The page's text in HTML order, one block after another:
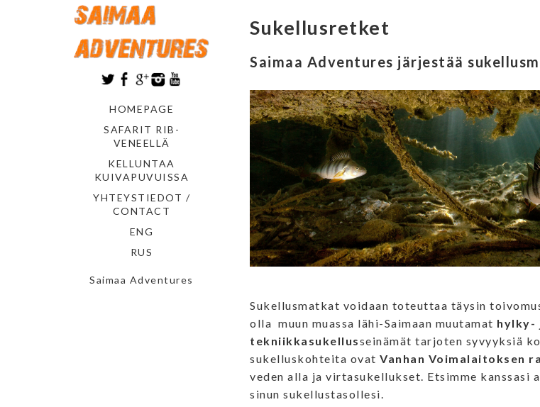
HOMEPAGE
SAFARIT RIB-
VENEELLÄ
KELLUNTAA
KUIVAPUVUISSA
YHTEYSTIEDOT /
CONTACT
ENG
RUS
Saimaa Adventures
Sukellusretket
Saimaa Adventures järjestää
Sukellusmatkat voidaan toteuttaa täysin
olla muun muassa lähi-Saimaan muutamat hylky-
tekniikkasukellusseinämät tarjoten syvyyksiä
sukelluskohteita ovat Vanhan Voimalaitoksen
veden alla ja virtasukellukset. Etsimme kanssasi
sinun sukellustasollesi.